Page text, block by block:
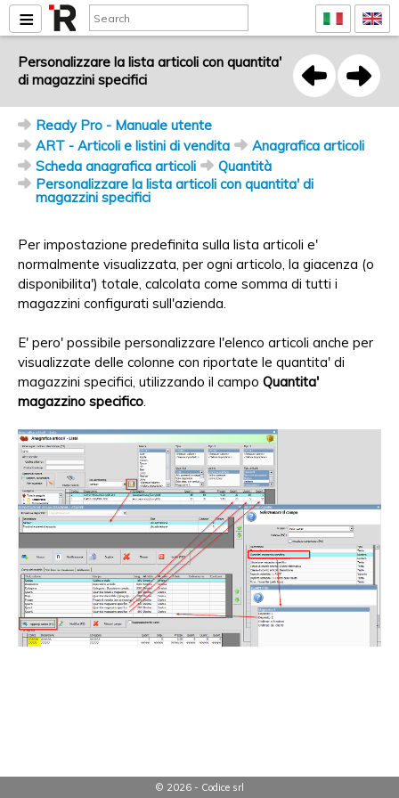
Personalizzare la lista articoli con quantita'
di magazzini specifici
Ready Pro - Manuale utente
ART - Articoli e listini di vendita
Anagrafica articoli
Scheda anagrafica articoli
Quantità
Personalizzare la lista articoli con quantita' di
magazzini specifici
Per impostazione predefinita sulla lista articoli e'
normalmente visualizzata, per ogni articolo, la giacenza (o
disponibilita') totale, calcolata come somma di tutti i
magazzini configurati sull'azienda.
E' pero' possibile personalizzare l'elenco articoli anche per
visualizzate delle colonne con riportate le quantita' di
magazzini specifici, utilizzando il campo Quantita'
magazzino specifico.
© 2026 - Codice srl